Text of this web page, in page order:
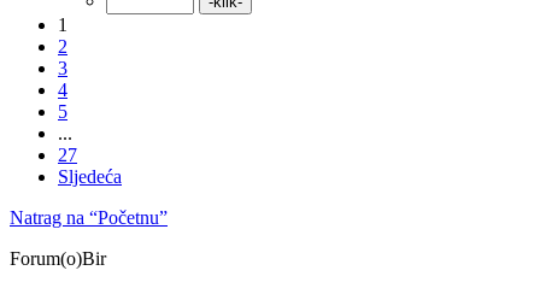
1
2
3
4
5
...
27
Sljedeća
Natrag na “Početnu”
Forum(o)Bir